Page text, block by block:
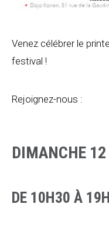
Venez célébrer le
festival !
Rejoignez-nous :
DIMANCHE
DE 10H30 À